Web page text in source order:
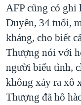
TRỊNH VĨNH BÌNH
NGƯ DÂN VIỆT
QUAN HỆ VIỆT MỸ
AFP cũng có
Duyên, 34 tuổi,
kháng, cho biết
Thượng nói với
người biểu tình,
không xảy ra xô
Thượng đã hô